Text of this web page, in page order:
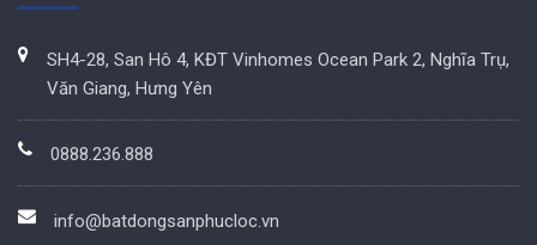
SH4-28, San Hô 4, KĐT Vinhomes Ocean Park 2, Nghĩa Trụ,
Văn Giang, Hưng Yên
0888.236.888
info@batdongsanphucloc.vn